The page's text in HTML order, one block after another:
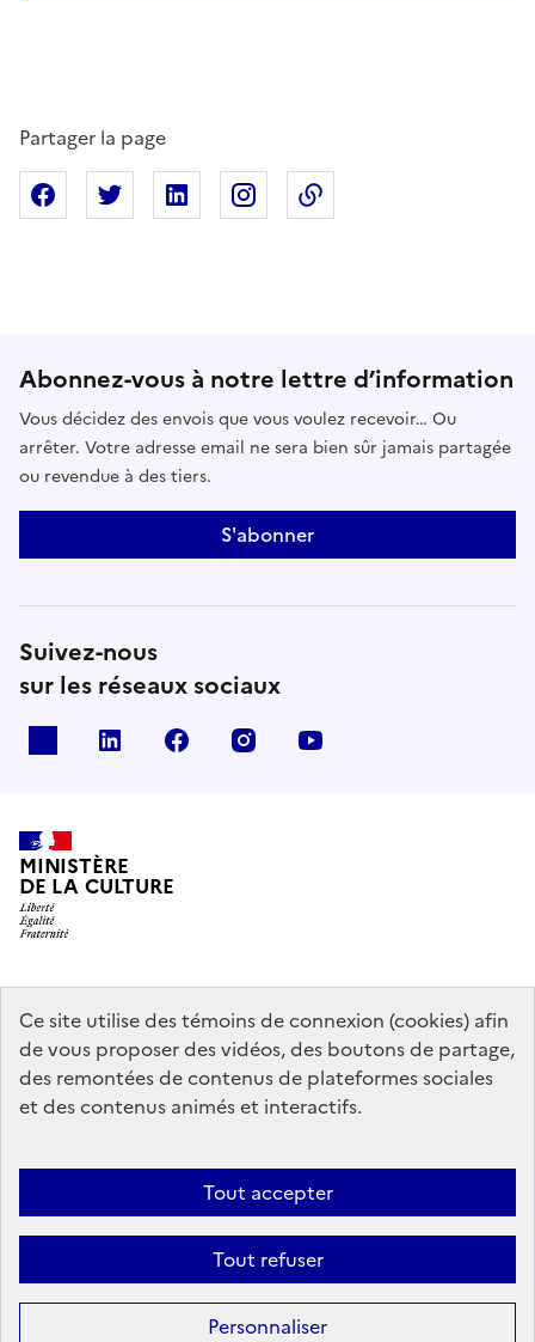
Ce site utilise des témoins de connexion (cookies) afin
de vous proposer des vidéos, des boutons de partage,
des remontées de contenus de plateformes sociales
et des contenus animés et interactifs.
Tout accepter
Tout refuser
Personnaliser
Partager la page
Partager sur Facebook
Partager sur XPartager sur Linkedin
Partager sur Instagram
Abonnez-vous à notre lettre d’information
Vous décidez des envois que vous voulez recevoir… Ou
arrêter. Votre adresse email ne sera bien sûr jamais partagée
ou revendue à des tiers.
S'abonner
Suivez-nous
sur les réseaux sociaux
linkedin facebook instagram
MINISTÈRE
DE LA CULTURE
data.gouv.fr legifrance.gouv.fr
info.gouv.fr
service-public.gouv.fr
Contact Mentions légales
Accessibilité : partiellement conforme
Politique générale de protection des données
des témoins de connexion (cookies)
Plan du site
Sauf mention contraire, tous les contenus de ce site sont sous